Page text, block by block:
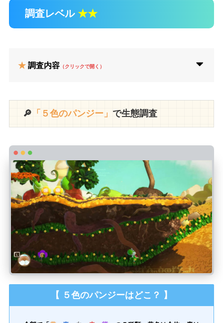
調査レベル★★
★調査内容（クリックで開く）
🔎 「５色のパンジー」 で生態調査
【 ５色のパンジーはどこ？ 】